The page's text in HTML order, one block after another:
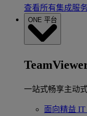
查看所有集成服务
ONE 平台
一站式畅享主动
面向精益 IT